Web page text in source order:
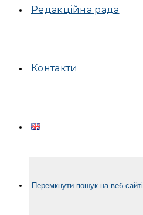
Редакційна рада
Контакти
Перемкнути пошук на веб-сайті